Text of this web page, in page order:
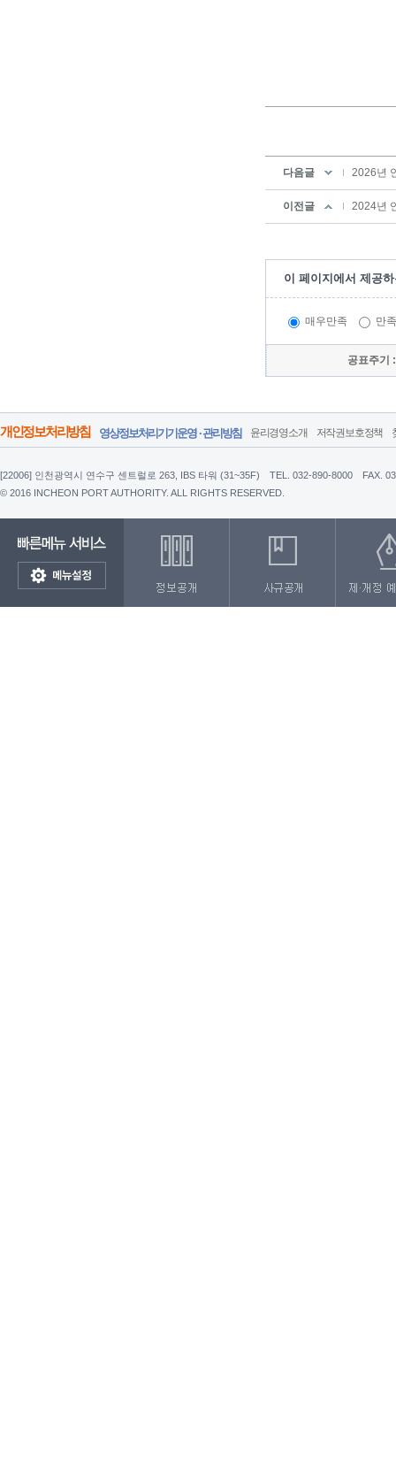
다음글 2026년
이전글 2024년
이 페이지에서 제공
매우만족 만족
공표주기
개인정보처리방침 영상정보처리기기운영 · 관리방침 윤리경영소개 저작권보호정책
[22006] 인천광역시 연수구 센트럴로 263, IBS 타워 (31~35F) TEL. 032-890-8000
FAX.
© 2016 INCHEON PORT AUTHORITY. ALL RIGHTS RESERVED.